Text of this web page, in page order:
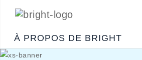
À PROPOS DE BRIGHT